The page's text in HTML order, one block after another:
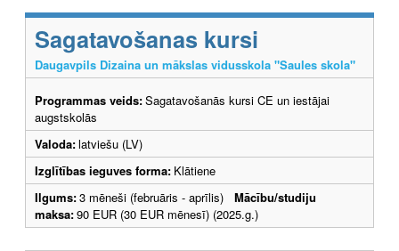
Sagatavošanas kursi
Daugavpils Dizaina un mākslas vidusskola "Saules skola"
Programmas veids:Sagatavošanās kursi CE un iestājai
augstskolās
Valoda:latviešu (LV)
Izglītības ieguves forma: Klātiene
Ilgums:3 mēneši (februāris - aprīlis) Mācību/studiju
maksa:90 EUR (30 EUR mēnesī) (2025.g.)